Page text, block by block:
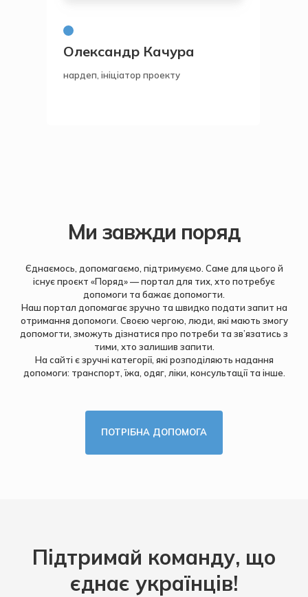
Олександр Качура
нардеп, ініціатор проекту
Ми завжди поряд
Єднаємось, допомагаємо, підтримуємо. Саме для цього й
існує проєкт «‎Поряд»‎ — портал для тих, хто потребує
допомоги та бажає допомогти.
Наш портал допомагає зручно та швидко подати запит на
отримання допомоги. Своєю чергою, люди, які мають змогу
допомогти, зможуть дізнатися про потреби та зв’язатись з
тими, хто залишив запити.
На сайті є зручні категорії, які розподіляють надання
допомоги: транспорт, їжа, одяг, ліки, консультації та інше.
ПОТРIБНА ДОПОМОГА
Підтримай команду, що
єднає українців!